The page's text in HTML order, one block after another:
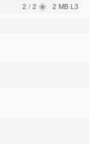
2 / 2 2 MB L3